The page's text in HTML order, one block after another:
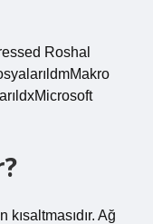
Roshal
kısaltmasıdır. Ağ